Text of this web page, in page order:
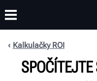
PRODUKTY PODPORA
Kalkulačky ROI